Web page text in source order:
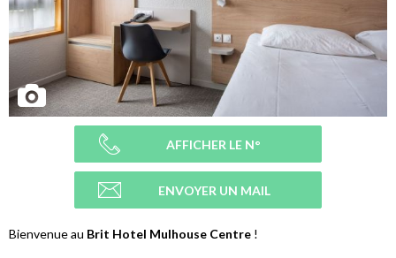
AFFICHER LE N°
ENVOYER UN MAIL
Bienvenue au Brit Hotel Mulhouse Centre !